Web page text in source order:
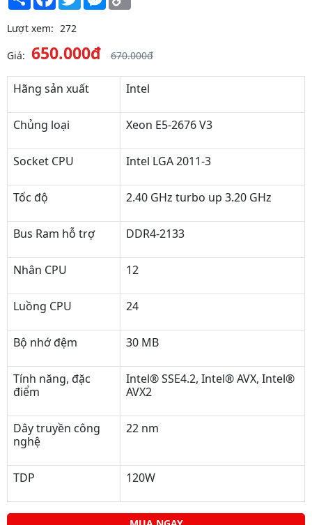
Lượt xem: 272
Giá: 650.000đ 670.000đ
Hãng sản xuất Intel
Chủng loại Xeon E5-2676 V3
Socket CPU Intel LGA 2011-3
Tốc độ 2.40 GHz turbo up 3.20 GHz
Bus Ram hỗ trợ DDR4-2133
Nhân CPU 12
Luồng CPU 24
Bộ nhớ đệm 30 MB
Tính năng, đặc
điểm
Intel® SSE4.2, Intel® AVX, Intel®
AVX2
Dây truyền công
nghệ
22 nm
TDP 120W